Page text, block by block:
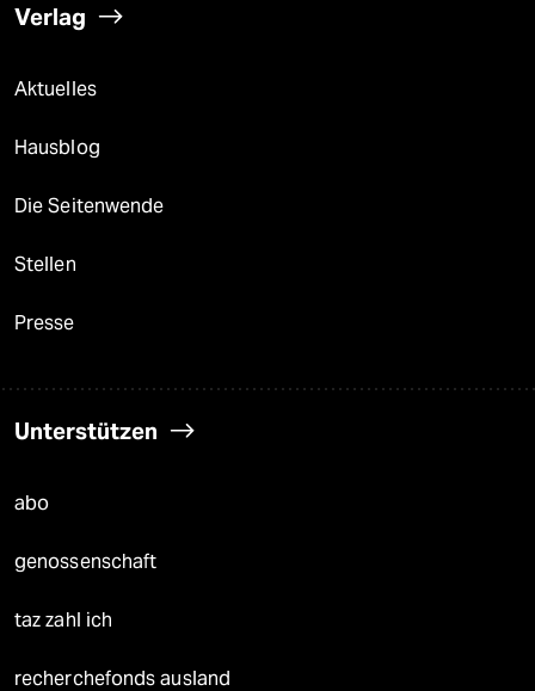
Verlag
Aktuelles
Hausblog
Die Seitenwende
Stellen
Presse
Unterstützen
abo
genossenschaft
taz zahl ich
recherchefonds ausland